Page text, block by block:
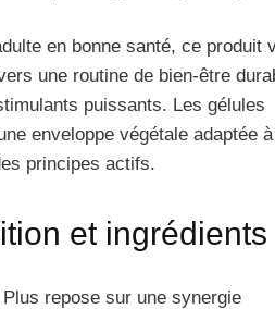
en bonne santé, ce produit
une routine de bien-être
puissants. Les gélules
enveloppe végétale adaptée
principes actifs.
et ingrédients
repose sur une synergie